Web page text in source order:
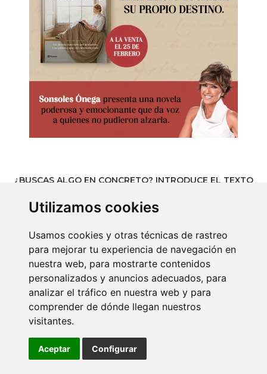
Utilizamos cookies
Usamos cookies y otras técnicas de rastreo
para mejorar tu experiencia de navegación en
nuestra web, para mostrarte contenidos
personalizados y anuncios adecuados, para
analizar el tráfico en nuestra web y para
comprender de dónde llegan nuestros
visitantes.
Aceptar Configurar
¿BUSCAS ALGO EN CONCRETO? INTRODUCE EL TEXTO
ÚLTIMOS ARTÍCULOS
ENTREVISTAS
ENTREVISTA CON LA ESCRITORA LAURA SEBASTIÁ
4 AGOSTO, 2026
CRÍTICAS